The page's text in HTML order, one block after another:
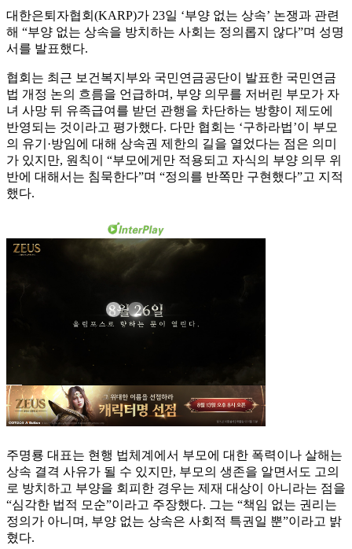
대한은퇴자협회(KARP)가 23일 ‘부양 없는 상속’ 논쟁과 관련
해 “부양 없는 상속을 방치하는 사회는 정의롭지 않다”며 성명
서를 발표했다.
협회는 최근 보건복지부와 국민연금공단이 발표한 국민연금
법 개정 논의 흐름을 언급하며, 부양 의무를 저버린 부모가 자
녀 사망 뒤 유족급여를 받던 관행을 차단하는 방향이 제도에
반영되는 것이라고 평가했다. 다만 협회는 ‘구하라법’이 부모
의 유기·방임에 대해 상속권 제한의 길을 열었다는 점은 의미
가 있지만, 원칙이 “부모에게만 적용되고 자식의 부양 의무 위
반에 대해서는 침묵한다”며 “정의를 반쪽만 구현했다”고 지적
했다.
주명룡 대표는 현행 법체계에서 부모에 대한 폭력이나 살해는
상속 결격 사유가 될 수 있지만, 부모의 생존을 알면서도 고의
로 방치하고 부양을 회피한 경우는 제재 대상이 아니라는 점을
“심각한 법적 모순”이라고 주장했다. 그는 “책임 없는 권리는
정의가 아니며, 부양 없는 상속은 사회적 특권일 뿐”이라고 밝
혔다.